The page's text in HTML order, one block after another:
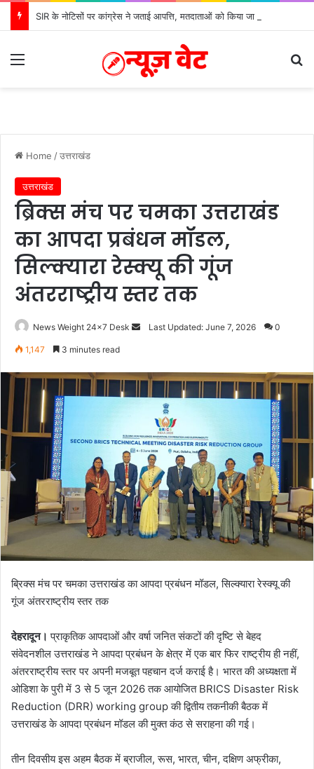
Home /उत्तराखंड
उत्तराखंड
ब्रिक्स मंच पर चमका उत्तराखंड
का आपदा प्रबंधन मॉडल,
सिल्क्यारा रेस्क्यू की गूंज
अंतरराष्ट्रीय स्तर तक
News Weight 24x7 Desk
d
m
i
l
Last Updated: June 7, 2026 0
1,147 3 minutes read
ब्रिक्स मंच पर चमका उत्तराखंड का आपदा प्रबंधन मॉडल, सिल्क्यारा रेस्क्यू की
गूंज अंतरराष्ट्रीय स्तर तक
देहरादून। प्राकृतिक आपदाओं और वर्षा जनित संकटों की दृष्टि से बेहद
संवेदनशील उत्तराखंड ने आपदा प्रबंधन के क्षेत्र में एक बार फिर राष्ट्रीय ही नहीं,
अंतरराष्ट्रीय स्तर पर अपनी मजबूत पहचान दर्ज कराई है। भारत की अध्यक्षता में
ओडिशा के पुरी में 3 से 5 जून 2026 तक आयोजित BRICS Disaster Risk
Reduction (DRR) working group की द्वितीय तकनीकी बैठक में
उत्तराखंड के आपदा प्रबंधन मॉडल की मुक्त कंठ से सराहना की गई।
तीन दिवसीय इस अहम बैठक में ब्राजील, रूस, भारत, चीन, दक्षिण अफ्रीका,